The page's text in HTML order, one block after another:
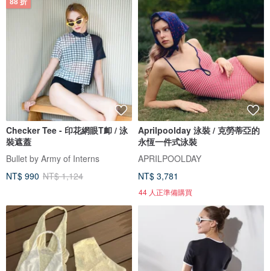
88 折
Checker Tee - 印花網眼T卹 / 泳
裝遮蓋
Bullet by Army of Interns
NT$ 990 NT$ 1,124
Aprilpoolday 泳裝 / 克勞蒂亞的
永恆一件式泳裝
APRILPOOLDAY
NT$ 3,781
44 人正準備購買